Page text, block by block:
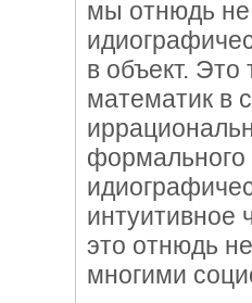
мы отнюдь
в объект.
математик в
формального
интуитивное
это отнюдь
многими